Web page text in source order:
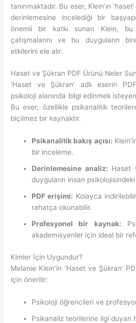
tanınmaktadır. Bu eser, Klein’ın
derinlemesine incelediği bir
önemli bir katkı sunan Klein, bu
çatışmalarını ve bu duyguların
etkilerini ele alır.
Haset ve Şükran PDF Ürünü Neler
‘Haset ve Şükran’ adlı eserin
psikoloji alanında bilgi edinmek
Bu eser, özellikle psikanalitik
biçilmez bir kaynaktır.
Psikanalitik bakış açısı:
bir inceleme.
Derinlemesine analiz: Haset
duyguların insan
PDF erişimi: Kolayca
rahatça okunabilir.
Profesyonel bir kaynak:
akademisyenler için ideal bir
Kimler İçin Uygundur?
Melanie Klein’in ‘Haset ve Şükran’
için önerilir:
Psikoloji öğrencileri ve
Psikanaliz teorilerine ilgi duyan